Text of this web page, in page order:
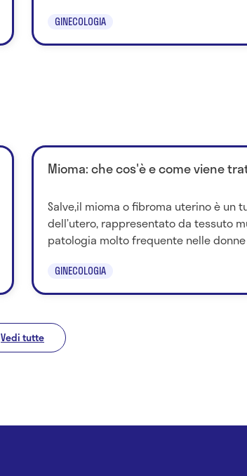
GINECOLOGIA
Mioma: che cos'è e come viene
Salve,il mioma o fibroma uterino è un
dell’utero, rappresentato da tessuto
patologia molto frequente nelle donne
GINECOLOGIA
Vedi tutte